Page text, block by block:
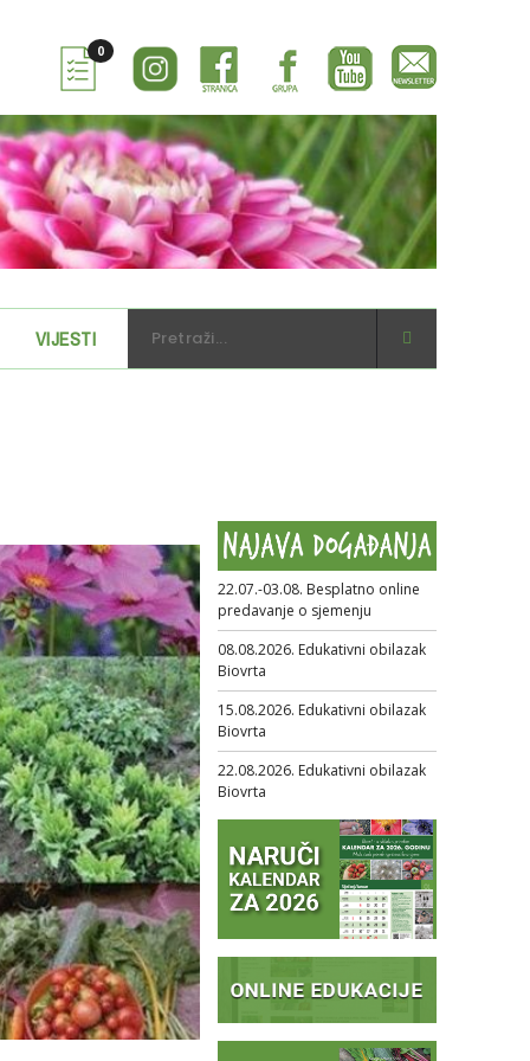
0
VIJESTI WEBSHOP
22.07.-03.08. Besplatno online
predavanje o sjemenju
08.08.2026. Edukativni obilazak
Biovrta
15.08.2026. Edukativni obilazak
Biovrta
22.08.2026. Edukativni obilazak
Biovrta